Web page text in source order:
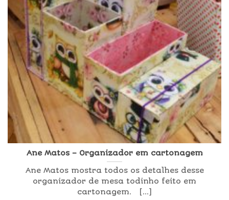
Ane Matos – Organizador em cartonagem
Ane Matos mostra todos os detalhes desse
organizador de mesa todinho feito em
cartonagem. [...]